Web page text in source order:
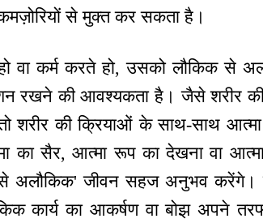
से मुक्त कर सकता है।
वा कर्म करते हो, उसको लौकिक से
रखने की आवश्यकता है। जैसे शरीर की
शरीर की क्रियाओं के साथ-साथ आत्मा
का सैर, आत्मा रूप का देखना वा
अलौकिक' जीवन सहज अनुभव करेंगे।
कार्य का आकर्षण वा बोझ अपने